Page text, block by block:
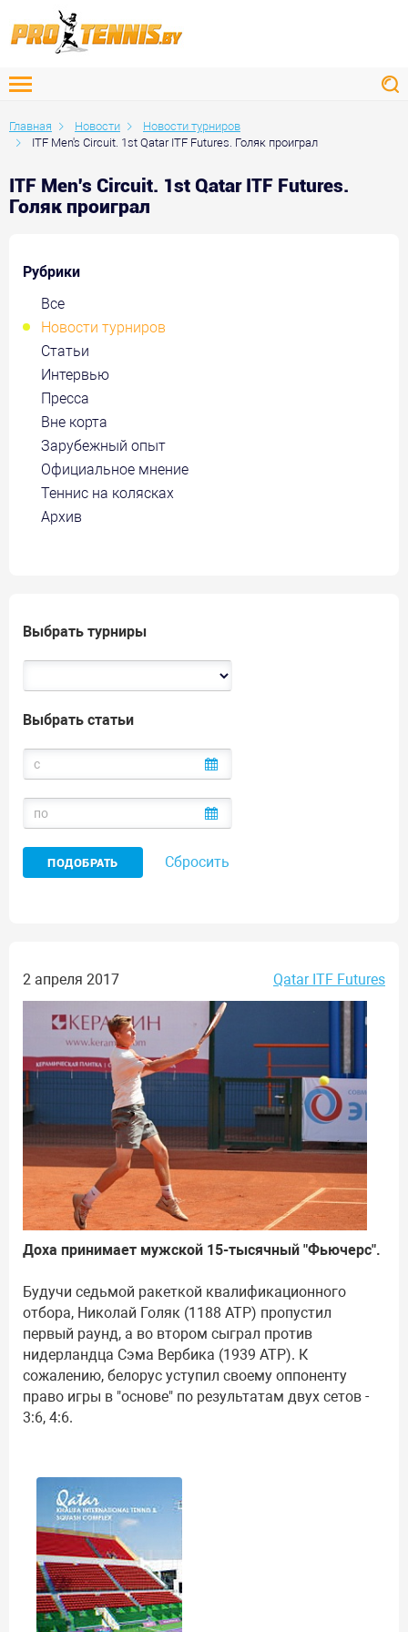
Главная Новости
Новости турниров
ITF Men's Circuit. 1st Qatar ITF Futures. Голяк проиграл
ITF Men's Circuit. 1st Qatar ITF Futures.
Голяк проиграл
Рубрики
Все
Новости турниров
Статьи
Интервью
Пресса
Вне корта
Зарубежный опыт
Официальное мнение
Теннис на колясках
Архив
Выбрать турниры
Выбрать статьи
Сбросить
2 апреля 2017 Qatar ITF Futures
Доха принимает мужской 15-тысячный "Фьючерс".
Будучи седьмой ракеткой квалификационного
отбора, Николай Голяк (1188 АТР) пропустил
первый раунд, а во втором сыграл против
нидерландца Сэма Вербика (1939 АТР). К
сожалению, белорус уступил своему оппоненту
право игры в "основе" по результатам двух сетов -
3:6, 4:6.